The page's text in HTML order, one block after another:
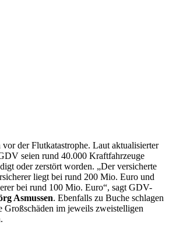
der Flutkatastrophe. Laut aktualisierter
seien rund 40.000 Kraftfahrzeuge
oder zerstört worden. „Der versicherte
liegt bei rund 200 Mio. Euro und
bei rund 100 Mio. Euro“, sagt GDV-
Asmussen. Ebenfalls zu Buche schlagen
Großschäden im jeweils zweistelligen